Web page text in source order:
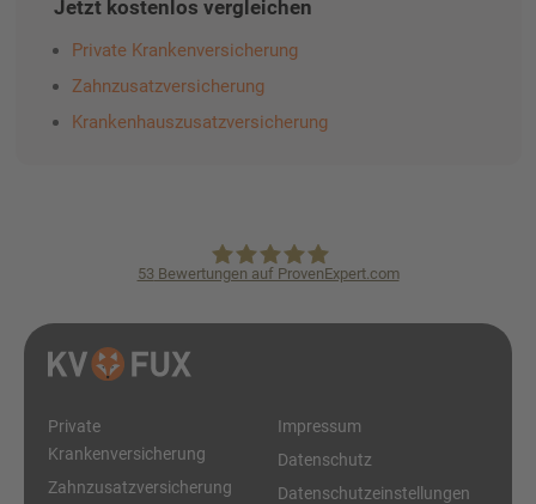
Jetzt kostenlos vergleichen
Private Krankenversicherung
Zahnzusatzversicherung
Krankenhauszusatzversicherung
KVpro.de GmbH
53 Bewertungen auf ProvenExpert.com
Private
Krankenversicherung
Zahnzusatzversicherung
Impressum
Datenschutz
Datenschutzeinstellungen